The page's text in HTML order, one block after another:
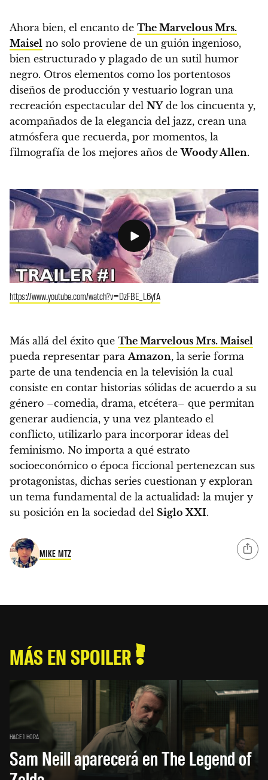
Ahora bien, el encanto de The Marvelous Mrs.
Maisel no solo proviene de un guión ingenioso,
bien estructurado y plagado de un sutil humor
negro. Otros elementos como los portentosos
diseños de producción y vestuario logran una
recreación espectacular del NYde los cincuenta y,
acompañados de la elegancia del jazz, crean una
atmósfera que recuerda, por momentos, la
filmografía de los mejores años deWoody Allen.
https://www.youtube.com/watch?v=DzFBE_L6yfA
Más allá del éxito que The Marvelous Mrs. Maisel
pueda representar para Amazon, la serie forma
parte de una tendencia en la televisión la cual
consiste en contar historias sólidas de acuerdo a su
género –comedia, drama, etcétera– que permitan
generar audiencia, y una vez planteado el
conflicto, utilizarlo para incorporar ideas del
feminismo. No importa a qué estrato
socioeconómico o época ficcional pertenezcan sus
protagonistas, dichas series cuestionan y exploran
un tema fundamental de la actualidad: la mujer y
su posición en la sociedad del Siglo XXI.
MIKE MTZ
MÁS EN SPOILER
HACE 1 HORA
Sam Neill aparecerá en The Legend of